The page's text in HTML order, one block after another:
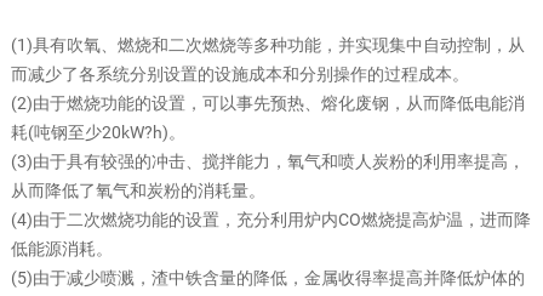
(1)具有吹氧、燃烧和二次燃烧等多种功能，并实现集中自动控制，从
而减少了各系统分别设置的设施成本和分别操作的过程成本。
(2)由于燃烧功能的设置，可以事先预热、熔化废钢，从而降低电能消
耗(吨钢至少20kW?h)。
(3)由于具有较强的冲击、搅拌能力，氧气和喷人炭粉的利用率提高，
从而降低了氧气和炭粉的消耗量。
(4)由于二次燃烧功能的设置，充分利用炉内CO燃烧提高炉温，进而降
低能源消耗。
(5)由于减少喷溅，渣中铁含量的降低，金属收得率提高并降低炉体的